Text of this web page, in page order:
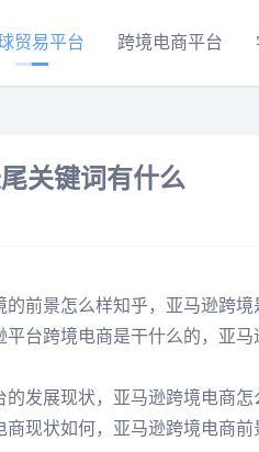
贸易平台 跨境电商平台
关键词有什么
前景怎么样知乎，亚马逊跨
台跨境电商是干什么的，亚
发展现状，亚马逊跨境电商
现状如何，亚马逊跨境电商